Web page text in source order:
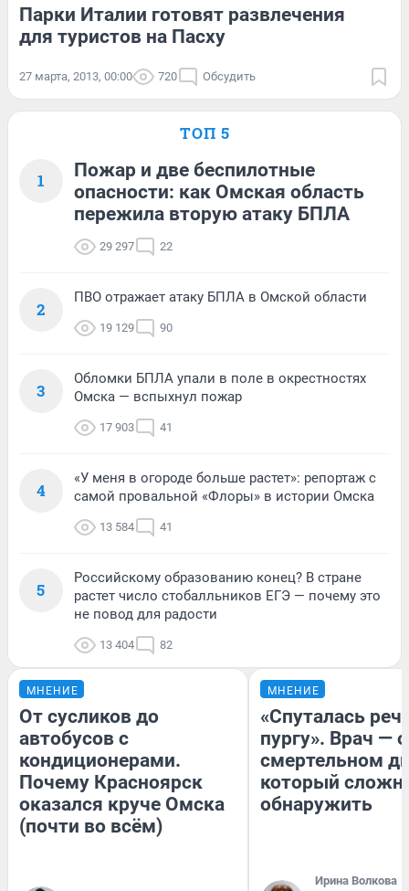
Парки Италии готовят развлечения
для туристов на Пасху
27 марта, 2013, 00:00 720 Обсудить
ТОП 5
1
Пожар и две беспилотные
опасности: как Омская область
пережила вторую атаку БПЛА
29 297 22
2
ПВО отражает атаку БПЛА в Омской области
19 129 90
3
Обломки БПЛА упали в поле в окрестностях
Омска — вспыхнул пожар
17 903 41
4
«У меня в огороде больше растет»: репортаж с
самой провальной «Флоры» в истории Омска
13 584 41
5
Российскому образованию конец? В стране
растет число стобалльников ЕГЭ — почему это
не повод для радости
13 404 82
МНЕНИЕ
От сусликов до
автобусов с
кондиционерами.
Почему Красноярск
оказался круче Омска
(почти во всём)
МНЕНИЕ
«Спуталась
пургу». Врач — о
смертельном
который
обнаружить
Ирина Волкова